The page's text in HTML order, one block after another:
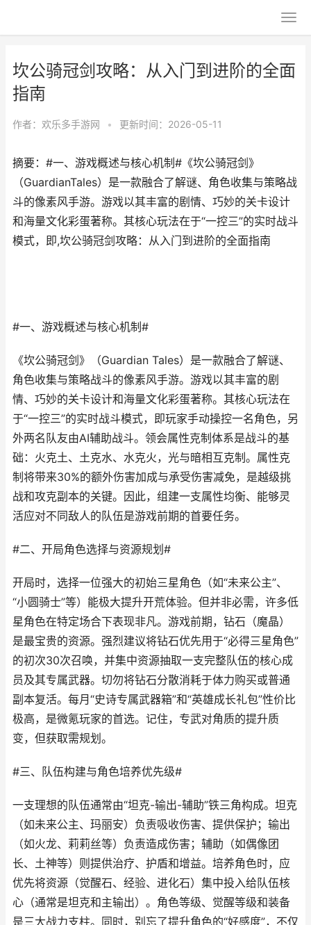
坎公骑冠剑攻略：从入门到进阶的全面
指南
作者： 欢乐多手游网 • 更新时间：2026-05-11
摘要：#一、游戏概述与核心机制#《坎公骑冠剑》
（GuardianTales）是一款融合了解谜、角色收集与策略战
斗的像素风手游。游戏以其丰富的剧情、巧妙的关卡设计
和海量文化彩蛋著称。其核心玩法在于“一控三”的实时战斗
模式，即,坎公骑冠剑攻略：从入门到进阶的全面指南
#一、游戏概述与核心机制#
《坎公骑冠剑》（Guardian Tales）是一款融合了解谜、
角色收集与策略战斗的像素风手游。游戏以其丰富的剧
情、巧妙的关卡设计和海量文化彩蛋著称。其核心玩法在
于“一控三”的实时战斗模式，即玩家手动操控一名角色，另
外两名队友由AI辅助战斗。领会属性克制体系是战斗的基
础：火克土、土克水、水克火，光与暗相互克制。属性克
制将带来30%的额外伤害加成与承受伤害减免，是越级挑
战和攻克副本的关键。因此，组建一支属性均衡、能够灵
活应对不同敌人的队伍是游戏前期的首要任务。
#二、开局角色选择与资源规划#
开局时，选择一位强大的初始三星角色（如“未来公主”、
“小圆骑士”等）能极大提升开荒体验。但并非必需，许多低
星角色在特定场合下表现非凡。游戏前期，钻石（魔晶）
是最宝贵的资源。强烈建议将钻石优先用于“必得三星角色”
的初次30次召唤，并集中资源抽取一支完整队伍的核心成
员及其专属武器。切勿将钻石分散消耗于体力购买或普通
副本复活。每月“史诗专属武器箱”和“英雄成长礼包”性价比
极高，是微氪玩家的首选。记住，专武对角质的提升质
变，但获取需规划。
#三、队伍构建与角色培养优先级#
一支理想的队伍通常由“坦克-输出-辅助”铁三角构成。坦克
（如未来公主、玛丽安）负责吸收伤害、提供保护；输出
（如火龙、莉莉丝等）负责造成伤害；辅助（如偶像团
长、土神等）则提供治疗、护盾和增益。培养角色时，应
优先将资源（觉醒石、经验、进化石）集中投入给队伍核
心（通常是坦克和主输出）。角色等级、觉醒等级和装备
是三大战力支柱。同时，别忘了提升角色的“好感度”，不仅